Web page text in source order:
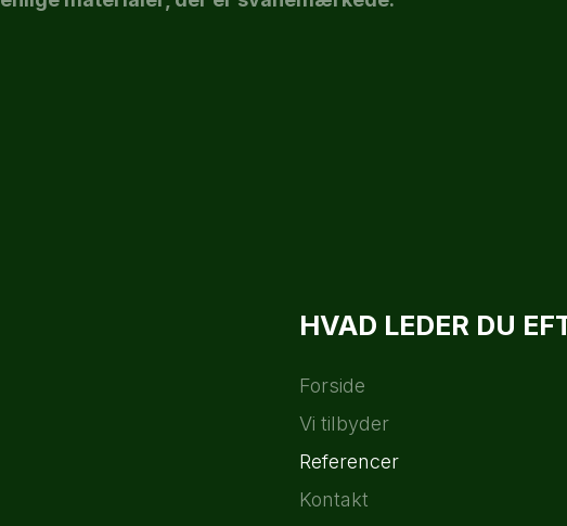
HVAD LEDER DU
Forside
Vi tilbyder
Referencer
Kontakt